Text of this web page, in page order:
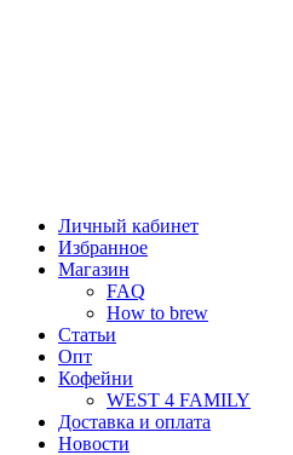
Личный кабинет
Избранное
Магазин
FAQ
How to brew
Статьи
Опт
Кофейни
WEST 4 FAMILY
Доставка и оплата
Новости